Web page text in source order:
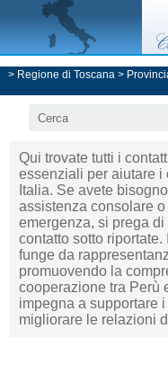
> Regione di Toscana >
Qui trovate tutti i
essenziali per aiutare i
Italia. Se avete
assistenza consolare
emergenza, si prega
contatto sotto
funge da
promuovendo la
cooperazione tra Perù
impegna a supportare
migliorare le relazioni